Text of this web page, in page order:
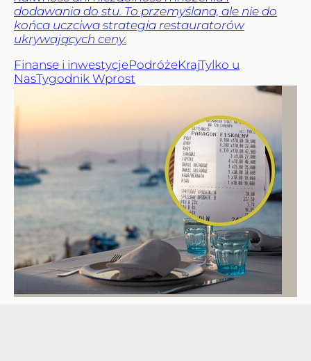
dodawania do stu. To przemyślana, ale nie do
końca uczciwa strategia restauratorów
ukrywających ceny.
Finanse i inwestycjePodróżeKrajTylko u
NasTygodnik Wprost